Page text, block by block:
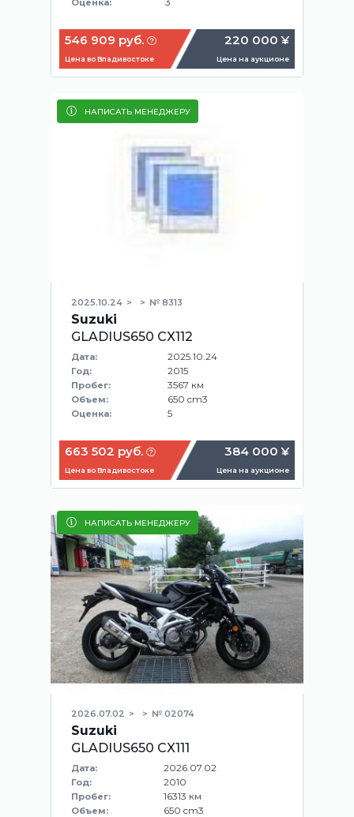
Оценка:
546 909 руб.
Цена во Владивостоке
220 000 ¥
Цена на аукционе
НАПИСАТЬ МЕНЕДЖЕРУ
2025.10.24 № 8313
Suzuki
GLADIUS650 CX112
Дата: 2025.10.24
Год: 2015
Пробег: 3567 км
Объем: 650 cm3
Оценка: 5
663 502 руб.
Цена во Владивостоке
384 000 ¥
Цена на аукционе
НАПИСАТЬ МЕНЕДЖЕРУ
2026.07.02 № 02074
Suzuki
GLADIUS650 CX111
Дата: 2026.07.02
Год: 2010
Пробег: 16313 км
Объем: 650 cm3